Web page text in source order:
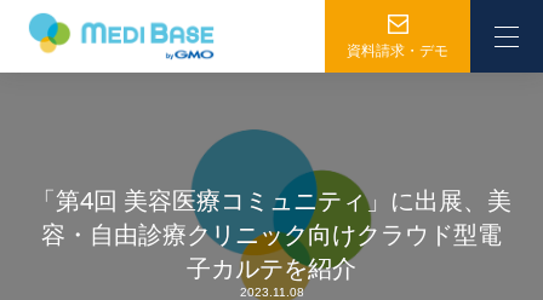
資料請求・デモ
「第4回 美容医療コミュニティ」に出展、美
容・自由診療クリニック向けクラウド型電
子カルテを紹介
2023.11.08